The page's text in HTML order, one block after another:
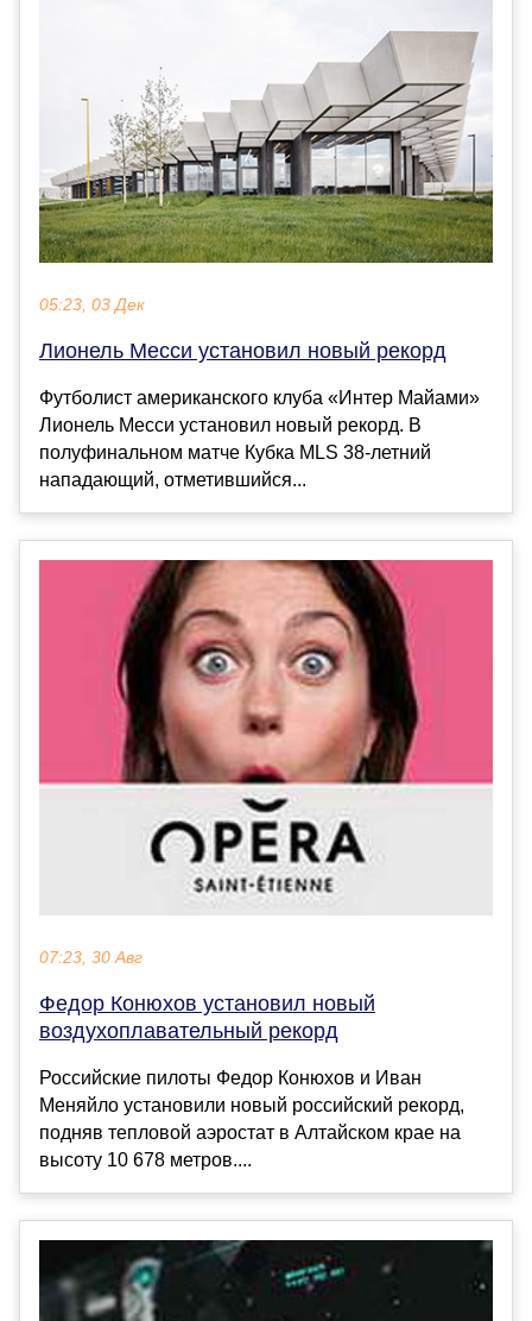
05:23, 03 Дек
Лионель Месси установил новый рекорд
Футболист американского клуба «Интер Майами»
Лионель Месси установил новый рекорд. В
полуфинальном матче Кубка MLS 38-летний
нападающий, отметившийся...
07:23, 30 Авг
Федор Конюхов установил новый
воздухоплавательный рекорд
Российские пилоты Федор Конюхов и Иван
Меняйло установили новый российский рекорд,
подняв тепловой аэростат в Алтайском крае на
высоту 10 678 метров....